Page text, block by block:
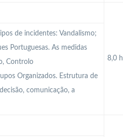
8,0 h
de incidentes: Vandalismo;
Portuguesas. As medidas
Controlo
Organizados. Estrutura de
comunicação, a